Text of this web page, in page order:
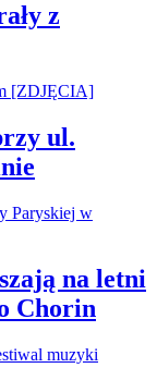
z
ul.
na letni
Chorin